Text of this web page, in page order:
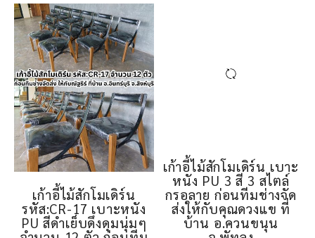
เก้าอี้ไม้สักโมเดิร์น
รหัส:CR-17 เบาะหนัง
PU สีดำเย็บดึงดุมนุ่มๆ
เก้าอี้ไม้สักโมเดิร์น เบาะ
หนัง PU 3 สี 3 สไตล์
กรอลาย ก่อนทีมช่างจัด